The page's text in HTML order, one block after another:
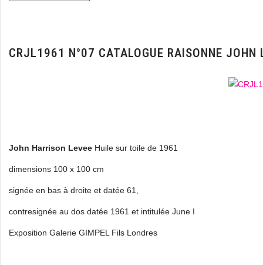
CRJL1961 N°07 CATALOGUE RAISONNE JOHN
John Harrison Levee Huile sur toile de 1961
dimensions 100 x 100 cm
signée en bas à droite et datée 61,
contresignée au dos datée 1961 et intitulée June I
Exposition Galerie GIMPEL Fils Londres